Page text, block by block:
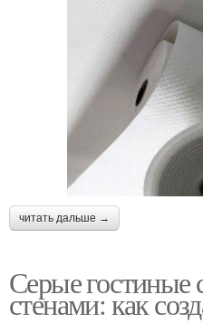
читать дальше →
Серые гостиные
стенами: как